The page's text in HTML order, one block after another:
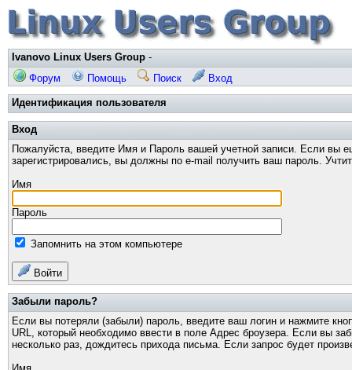
Ivanovo Linux Users Group -
Форум
Помощь Поиск Вход
Идентификация пользователя
Вход
Пожалуйста, введите Имя и Пароль вашей учетной записи. Если вы
зарегистрировались, вы должны по e-mail получить ваш пароль.
Имя
Пароль
Запомнить на этом компьютере
Войти
Забыли пароль?
Если вы потеряли (забыли) пароль, введите ваш логин и нажмите
URL, который необходимо ввести в поле Адрес броузера. Если вы
несколько раз, дождитесь прихода письма. Если запрос будет